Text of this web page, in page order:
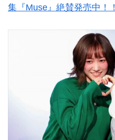
集『Muse』絶賛発売中！！